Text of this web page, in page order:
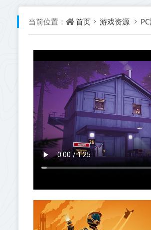
当前位置： 首页 游戏资源